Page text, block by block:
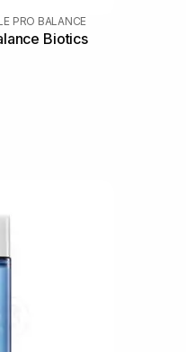
PRO BALANCE
Biotics